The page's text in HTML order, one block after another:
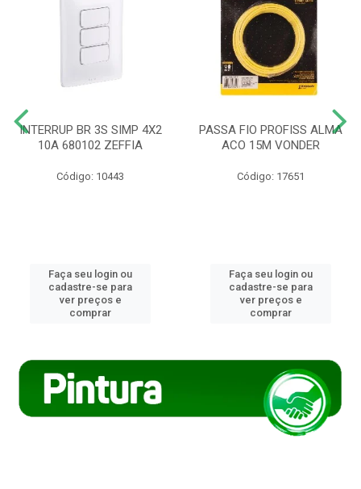
INTERRUP BR 3S SIMP 4X2
10A 680102 ZEFFIA
Código: 10443
Faça seu login ou
cadastre-se para
ver preços e
comprar
PASSA FIO PROFISS ALMA
ACO 15M VONDER
Código: 17651
Faça seu login ou
cadastre-se para
ver preços e
comprar